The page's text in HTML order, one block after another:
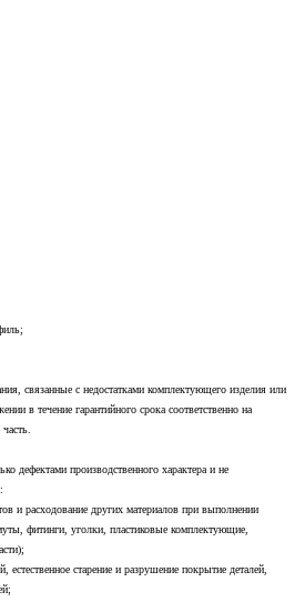
связанные с недостатками комплектующего изделия или
в течение гарантийного срока соответственно на
дефектами производственного характера и не
и расходование других материалов при выполнении
фитинги, уголки, пластиковые комплектующие,
старение и разрушение покрытие деталей,